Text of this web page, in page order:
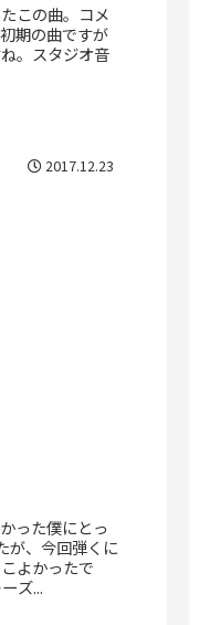
この曲。コメ
期の曲ですが
。スタジオ音
2017.12.23
った僕にとっ
が、今回弾くに
よかったで
ズ...